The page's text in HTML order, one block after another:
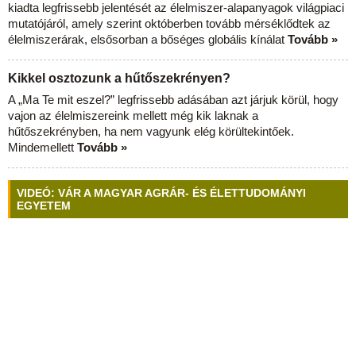
kiadta legfrissebb jelentését az élelmiszer-alapanyagok világpiaci
mutatójáról, amely szerint októberben tovább mérséklődtek az
élelmiszerárak, elsősorban a bőséges globális kínálat Tovább »
Kikkel osztozunk a hűtőszekrényen?
A „Ma Te mit eszel?” legfrissebb adásában azt járjuk körül, hogy
vajon az élelmiszereink mellett még kik laknak a
hűtőszekrényben, ha nem vagyunk elég körültekintőek.
Mindemellett Tovább »
VIDEÓ: VÁR A MAGYAR AGRÁR- ÉS ÉLETTUDOMÁNYI
EGYETEM